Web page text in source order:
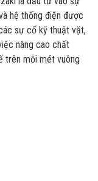
hệ thống điện được
sự cố kỹ thuật vặt,
nâng cao chất
trên mỗi mét vuông